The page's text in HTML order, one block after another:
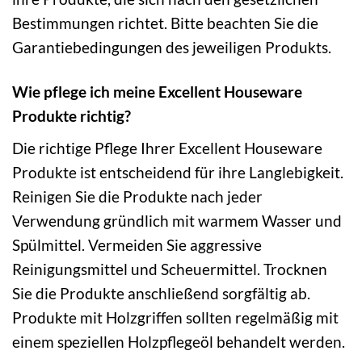
Bestimmungen richtet. Bitte beachten Sie die
Garantiebedingungen des jeweiligen Produkts.
Wie pflege ich meine Excellent Houseware
Produkte richtig?
Die richtige Pflege Ihrer Excellent Houseware
Produkte ist entscheidend für ihre Langlebigkeit.
Reinigen Sie die Produkte nach jeder
Verwendung gründlich mit warmem Wasser und
Spülmittel. Vermeiden Sie aggressive
Reinigungsmittel und Scheuermittel. Trocknen
Sie die Produkte anschließend sorgfältig ab.
Produkte mit Holzgriffen sollten regelmäßig mit
einem speziellen Holzpflegeöl behandelt werden.